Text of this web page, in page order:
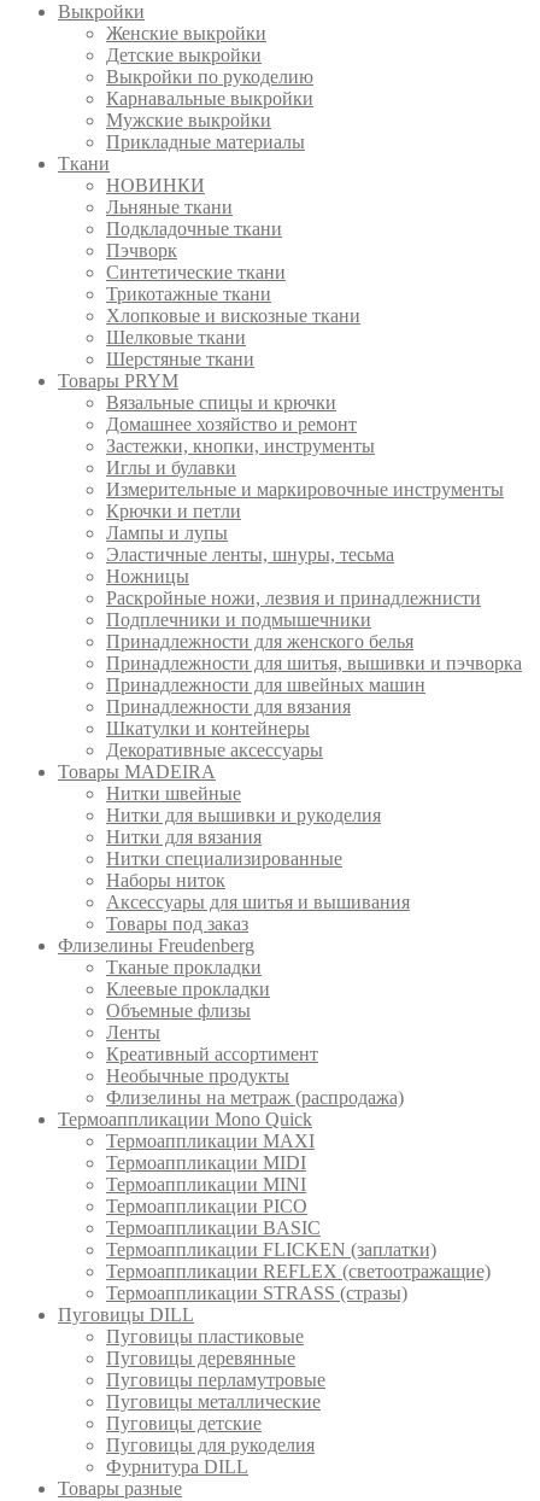
Выкройки
Женские выкройки
Детские выкройки
Выкройки по рукоделию
Карнавальные выкройки
Мужские выкройки
Прикладные материалы
Ткани
НОВИНКИ
Льняные ткани
Подкладочные ткани
Пэчворк
Синтетические ткани
Трикотажные ткани
Хлопковые и вискозные ткани
Шелковые ткани
Шерстяные ткани
Товары PRYM
Вязальные спицы и крючки
Домашнее хозяйство и ремонт
Застежки, кнопки, инструменты
Иглы и булавки
Измерительные и маркировочные инструменты
Крючки и петли
Лампы и лупы
Эластичные ленты, шнуры, тесьма
Ножницы
Раскройные ножи, лезвия и принадлежнисти
Подплечники и подмышечники
Принадлежности для женского белья
Принадлежности для шитья, вышивки и пэчворка
Принадлежности для швейных машин
Принадлежности для вязания
Шкатулки и контейнеры
Декоративные аксессуары
Товары MADEIRA
Нитки швейные
Нитки для вышивки и рукоделия
Нитки для вязания
Нитки специализированные
Наборы ниток
Аксессуары для шитья и вышивания
Товары под заказ
Флизелины Freudenberg
Тканые прокладки
Клеевые прокладки
Объемные флизы
Ленты
Креативный ассортимент
Необычные продукты
Флизелины на метраж (распродажа)
Термоаппликации Mono Quick
Термоаппликации MAXI
Термоаппликации MIDI
Термоаппликации MINI
Термоаппликации PICO
Термоаппликации BASIC
Термоаппликации FLICKEN (заплатки)
Термоаппликации REFLEX (светоотражащие)
Термоаппликации STRASS (стразы)
Пуговицы DILL
Пуговицы пластиковые
Пуговицы деревянные
Пуговицы перламутровые
Пуговицы металлические
Пуговицы детские
Пуговицы для рукоделия
Фурнитура DILL
Товары разные